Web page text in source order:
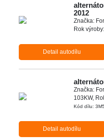
2012
Značka:
Rok
Detail autodílu
Značka:
103KW,
Kód dílu:
Detail autodílu